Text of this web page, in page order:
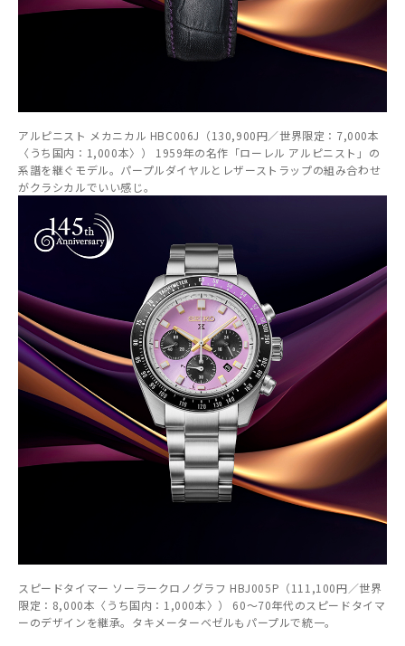
アルピニスト メカニカル HBC006J（130,900円／世界限定：7,000本
〈うち国内：1,000本〉） 1959年の名作「ローレル アルピニスト」の
系譜を継ぐモデル。パープルダイヤルとレザーストラップの組み合わせ
がクラシカルでいい感じ。
スピードタイマー ソーラークロノグラフ HBJ005P（111,100円／世界
限定：8,000本〈うち国内：1,000本〉） 60～70年代のスピードタイマ
ーのデザインを継承。タキメーターベゼルもパープルで統一。